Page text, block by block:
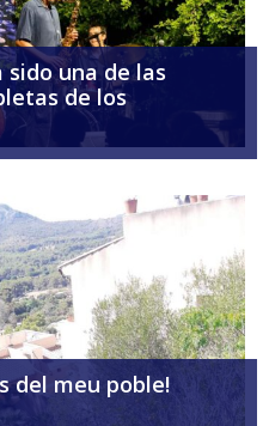
sido una de las
de los
del meu poble!